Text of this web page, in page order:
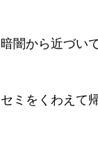
暗闇から近づい
セミをくわえて